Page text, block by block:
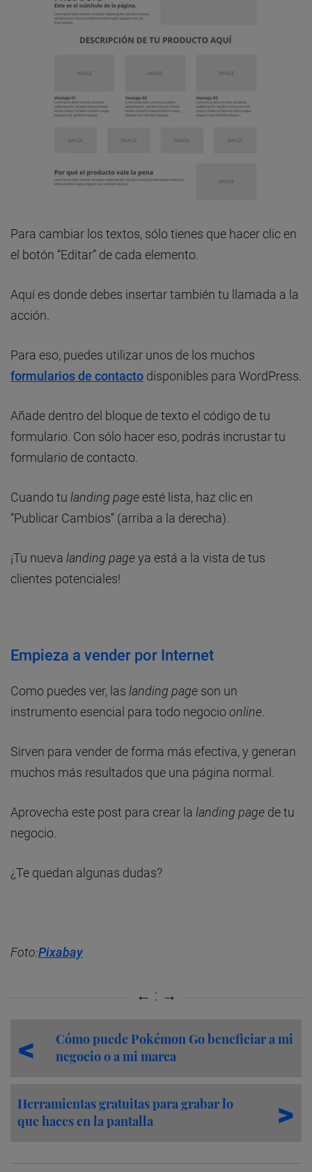
Para cambiar los textos, sólo tienes que hacer clic en
el botón “Editar” de cada elemento.
Aquí es donde debes insertar también tu llamada a la
acción.
Para eso, puedes utilizar unos de los muchos
formularios de contacto disponibles para WordPress.
Añade dentro del bloque de texto el código de tu
formulario. Con sólo hacer eso, podrás incrustar tu
formulario de contacto.
Cuando tu landing page esté lista, haz clic en
“Publicar Cambios” (arriba a la derecha).
¡Tu nueva landing pageya está a la vista de tus
clientes potenciales!
Empieza a vender por Internet
Como puedes ver, las landing page son un
instrumento esencial para todo negocioonline
Sirven para vender de forma más efectiva, y generan
muchos más resultados que una página normal.
Aprovecha este post para crear la landing page de tu
negocio.
¿Te quedan algunas dudas?
Foto:Pixabay
Cómo puede Pokémon Go beneficiar a mi
negocio o a mi marca
Herramientas gratuitas para grabar lo
que haces en la pantalla